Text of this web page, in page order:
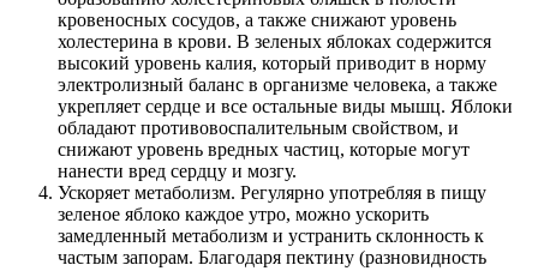
кровеносных сосудов, а также снижают уровень
холестерина в крови. В зеленых яблоках содержится
высокий уровень калия, который приводит в норму
электролизный баланс в организме человека, а также
укрепляет сердце и все остальные виды мышц. Яблоки
обладают противовоспалительным свойством, и
снижают уровень вредных частиц, которые могут
нанести вред сердцу и мозгу.
Ускоряет метаболизм. Регулярно употребляя в пищу
зеленое яблоко каждое утро, можно ускорить
замедленный метаболизм и устранить склонность к
частым запорам. Благодаря пектину (разновидность